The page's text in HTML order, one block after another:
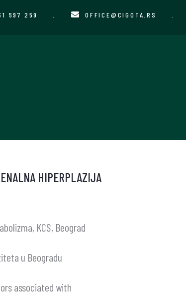
597 259 OFFICE@CIGOTA.RS
HIPERPLAZIJA
KCS, Beograd
u Beogradu
associated with